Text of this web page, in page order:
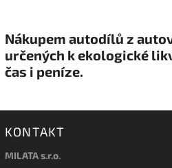
Nákupem autodílů z
určených k ekologické
čas i peníze.
KONTAKT
MILATA s.r.o.